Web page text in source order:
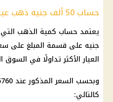
حساب 50 ألف جنيه ذهب عيار 21
العيار الأكثر تداولًا في السوق
كالتالي: